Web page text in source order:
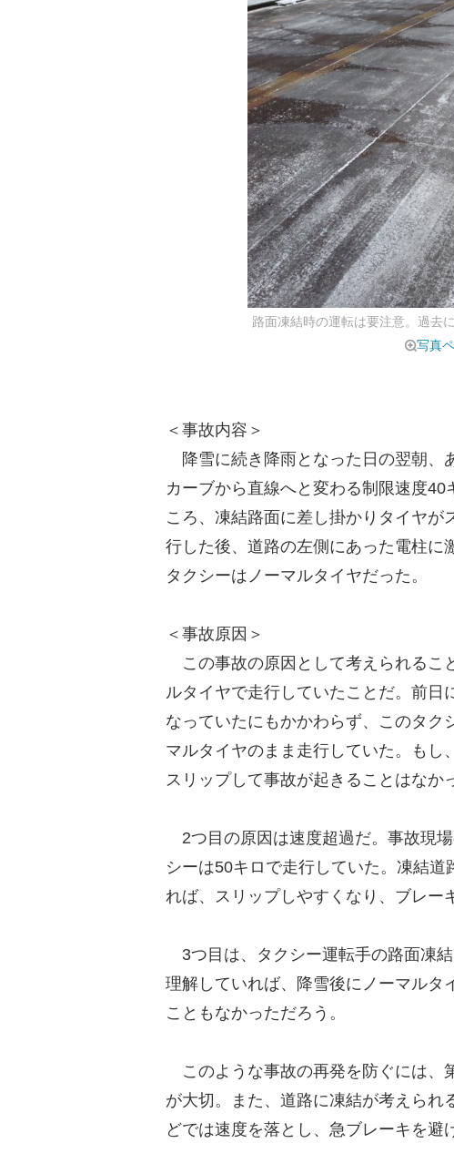
路面凍結時の運転は要注意。過去
写真
＜事故内容＞
降雪に続き降雨となった日の翌朝、
カーブから直線へと変わる制限速度
ころ、凍結路面に差し掛かりタイヤ
行した後、道路の左側にあった電柱に
タクシーはノーマルタイヤだった。
＜事故原因＞
この事故の原因として考えられるこ
ルタイヤで走行していたことだ。前日
なっていたにもかかわらず、このタク
マルタイヤのまま走行していた。もし
スリップして事故が起きることはなか
2つ目の原因は速度超過だ。事故現
シーは50キロで走行していた。凍結
れば、スリップしやすくなり、ブレー
3つ目は、タクシー運転手の路面凍
理解していれば、降雪後にノーマルタ
こともなかっただろう。
このような事故の再発を防ぐには、
が大切。また、道路に凍結が考えられ
どでは速度を落とし、急ブレーキを避